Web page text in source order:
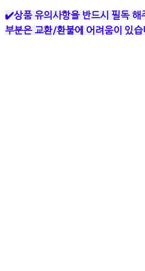
✔️상품 유의사항을 반드시 필독 해
부분은 교환/환불에 어려움이 있습